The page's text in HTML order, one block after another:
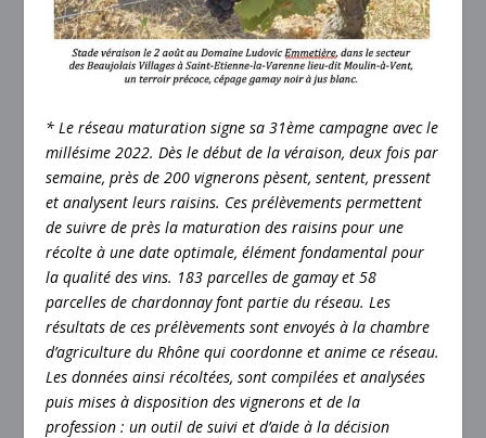
* Le réseau maturation signe sa 31ème campagne avec le
millésime 2022. Dès le début de la véraison, deux fois par
semaine, près de 200 vignerons pèsent, sentent, pressent
et analysent leurs raisins. Ces prélèvements permettent
de suivre de près la maturation des raisins pour une
récolte à une date optimale, élément fondamental pour
la qualité des vins. 183 parcelles de gamay et 58
parcelles de chardonnay font partie du réseau. Les
résultats de ces prélèvements sont envoyés à la chambre
d’agriculture du Rhône qui coordonne et anime ce réseau.
Les données ainsi récoltées, sont compilées et analysées
puis mises à disposition des vignerons et de la
profession : un outil de suivi et d’aide à la décision